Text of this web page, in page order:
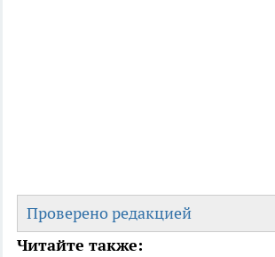
Проверено редакцией
Читайте также: